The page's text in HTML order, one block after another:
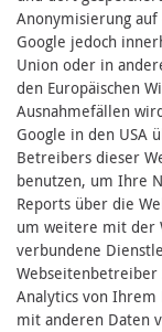
Anonymisierung
Google jedoch
Union oder in
den Europäischen
Ausnahmefällen
Google in den USA
Betreibers dieser
benutzen, um Ihre
Reports über die
um weitere mit der
verbundene
Webseitenbetreiber
Analytics von
mit anderen Daten